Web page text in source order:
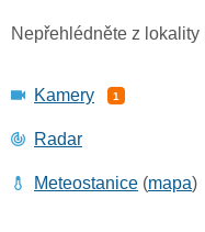
Nepřehlédněte z lokality
Kamery 1
Radar
Meteostanice (mapa)